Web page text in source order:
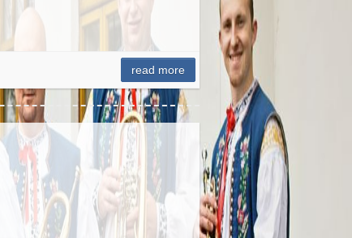
read more